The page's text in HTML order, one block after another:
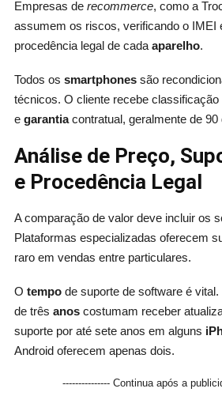
Empresas de recommerce, como a
assumem os riscos, verificando o IMEI
procedência legal de cada aparelho.
Todos os smartphonessão
técnicos. O cliente recebe
e garantiacontratual, geralmente de 90
Análise de Preço,
e Procedência Legal
A comparação de valor deve incluir os
Plataformas especializadas oferecem
raro em vendas entre particulares.
O tempode suporte de software é vital.
de três anoscostumam receber
suporte por até sete anos em alguns
Android oferecem apenas dois.
--------------- Continua após a